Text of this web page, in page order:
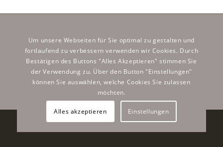
RECHTLICHES
Impressum / Datenschutz
Um unsere Webseiten für Sie optimal zu gestalten und
fortlaufend zu verbessern verwenden wir Cookies. Durch
Bestätigen des Buttons "Alles Akzeptieren" stimmen Sie
der Verwendung zu. Über den Button "Einstellungen"
können Sie auswählen, welche Cookies Sie zulassen
möchten.
Alles akzeptieren Einstellungen